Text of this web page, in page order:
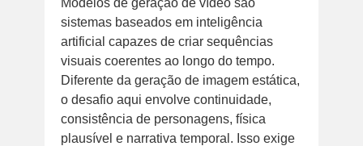
sistemas baseados em inteligência
artificial capazes de criar sequências
visuais coerentes ao longo do tempo.
Diferente da geração de imagem estática,
o desafio aqui envolve continuidade,
consistência de personagens, física
plausível e narrativa temporal. Isso exige